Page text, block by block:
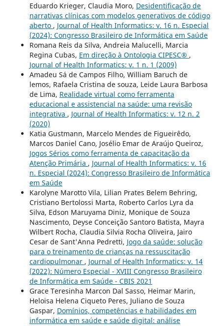
Eduardo Krieger, Claudia Moro, Desidentificação de
narrativas clínicas com modelos generativos de código
aberto , Journal of Health Informatics: v. 16 n. Especial
(2024): Congresso Brasileiro de Informática em Saúde
Romana Reis da Silva, Andreia Malucelli, Marcia
Regina Cubas, Em direção à Ontologia CIPESC® ,
Journal of Health Informatics: v. 1 n. 1 (2009)
Amadeu Sá de Campos Filho, William Baruch de
lemos, Rafaela Cristina de souza, Leide Laura Barbosa
de Lima, Realidade virtual como ferramenta
educacional e assistencial na saúde: uma revisão
integrativa , Journal of Health Informatics: v. 12 n. 2
(2020)
Katia Gustmann, Marcelo Mendes de Figueirêdo,
Marcos Daniel Cano, Josélio Emar de Araújo Queiroz,
Jogos Sérios como ferramenta de capacitação da
Atenção Primária , Journal of Health Informatics: v. 16
n. Especial (2024): Congresso Brasileiro de Informática
em Saúde
Karolyne Marotto Vila, Lilian Prates Belem Behring,
Cristiano Bertolossi Marta, Roberto Carlos Lyra da
Silva, Edson Maruyama Diniz, Monique de Souza
Nascimento, Deyse Conceição Santoro Batista, Mayra
Wilbert Rocha, Claudia Silvia Rocha Oliveira, Jairo
Cesar de Sant'Anna Pedretti, Jogo da saúde: solução
para o treinamento de crianças na ressuscitação
cardiopulmonar , Journal of Health Informatics: v. 14
(2022): Número Especial - XVIII Congresso Brasileiro
de Informática em Saúde - CBIS 2021
Grace Teresinha Marcon Dal Sasso, Heimar Marin,
Heloisa Helena Ciqueto Peres, Juliano de Souza
Gaspar, Domínios, competências e habilidades em
informática em saúde e saúde digital: análise